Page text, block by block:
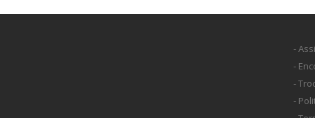
-
-
-
-